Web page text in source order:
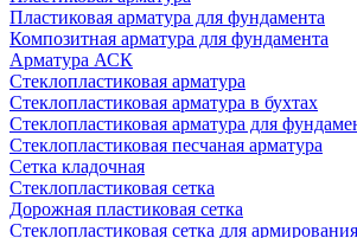
Пластиковая арматура для фундамента
Композитная арматура для фундамента
Арматура АСК
Cтеклопластиковая арматура
Стеклопластиковая арматура в бухтах
Стеклопластиковая арматура для
Стеклопластиковая песчаная арматура
Сетка кладочная
Стеклопластиковая сетка
Дорожная пластиковая сетка
Стеклопластиковая сетка для армирования